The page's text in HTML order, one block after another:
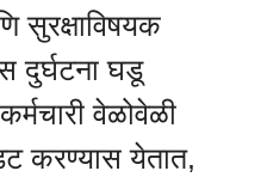
सुरक्षाविषयक
दुर्घटना घडू
वेळोवेळी
करण्यास येतात,